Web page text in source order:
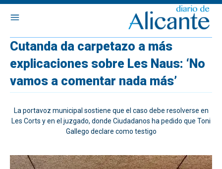
Cutanda da carpetazo a más
explicaciones sobre Les Naus: ‘No
vamos a comentar nada más’
La portavoz municipal sostiene que el caso debe resolverse en
Les Corts y en el juzgado, donde Ciudadanos ha pedido que Toni
Gallego declare como testigo